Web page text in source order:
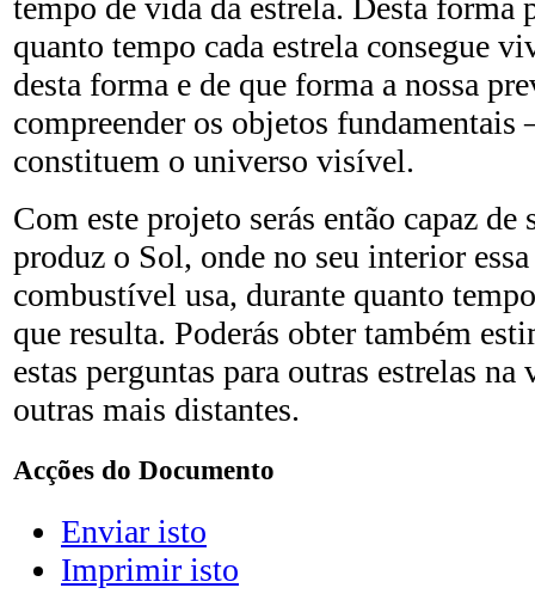
quanto tempo cada estrela consegue
desta forma e de que forma a nossa
compreender os objetos fundamentais
constituem o universo visível.
Com este projeto serás então capaz de
produz o Sol, onde no seu interior
combustível usa, durante quanto
que resulta. Poderás obter também
estas perguntas para outras estrelas
outras mais distantes.
Acções do Documento
Enviar isto
Imprimir isto